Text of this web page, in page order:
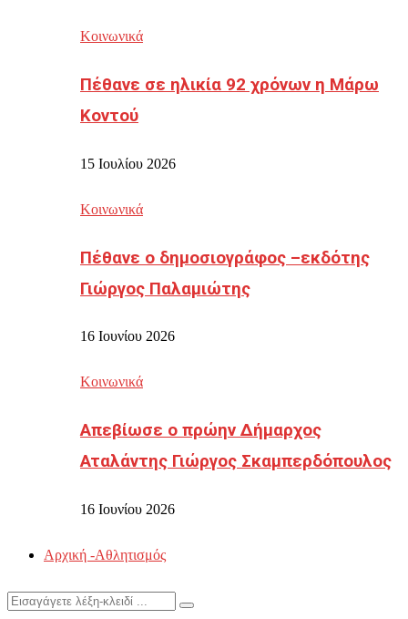
Κοινωνικά
Πέθανε σε ηλικία 92 χρόνων η Μάρω
Κοντού
15 Ιουλίου 2026
Κοινωνικά
Πέθανε ο δημοσιογράφος –εκδότης
Γιώργος Παλαμιώτης
16 Ιουνίου 2026
Κοινωνικά
Απεβίωσε ο πρώην Δήμαρχος
Αταλάντης Γιώργος Σκαμπερδόπουλος
16 Ιουνίου 2026
Αρχική -Αθλητισμός
Search
Search